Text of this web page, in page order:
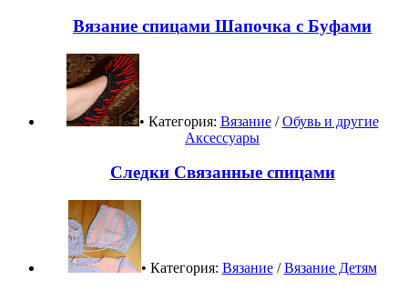
Вязание спицами Шапочка с Буфами
• Категория: Вязание/Обувь и другие
Аксессуары
Следки Связанные спицами
• Категория: Вязание/Вязание Детям